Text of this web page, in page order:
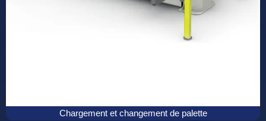
Chargement et changement de palette